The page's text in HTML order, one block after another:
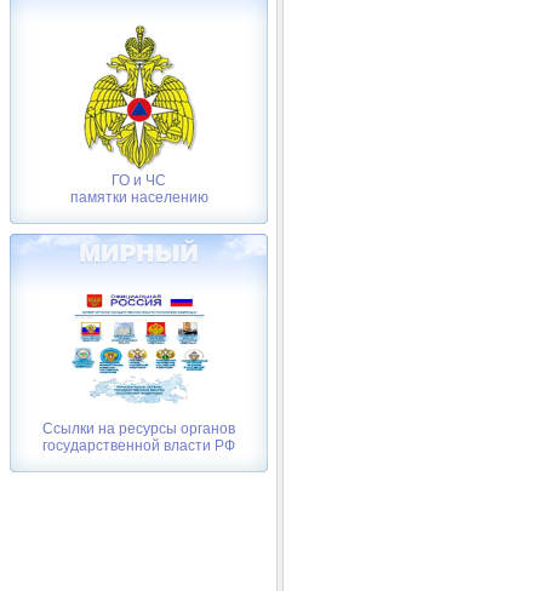
ГО и ЧС
памятки населению
Ссылки на ресурсы органов
государственной власти РФ